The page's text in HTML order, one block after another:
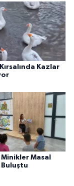
Kazlar
Minikler Masal